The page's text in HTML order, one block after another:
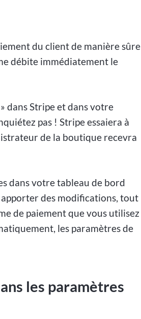
du client de manière sûre
débite immédiatement le
dans Stripe et dans votre
pas ! Stripe essaiera à
de la boutique recevra
dans votre tableau de bord
des modifications, tout
de paiement que vous utilisez
les paramètres de
les paramètres